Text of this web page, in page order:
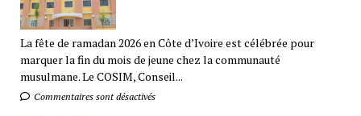
La fête de ramadan 2026 en Côte d’Ivoire est célébrée pour
marquer la fin du mois de jeune chez la communauté
musulmane. Le COSIM, Conseil...
Commentaires sont désactivés